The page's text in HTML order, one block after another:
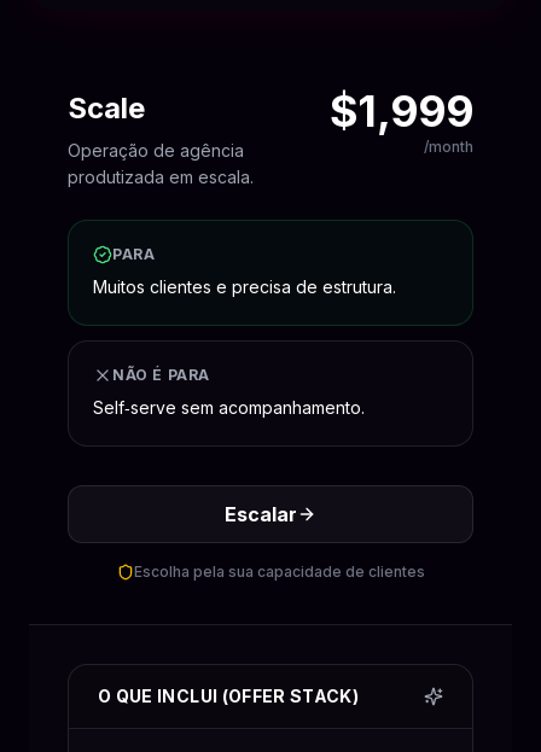
Scale
Operação de agência
produtizada em escala.
$1,999
/month
PARA
Muitos clientes e precisa de estrutura.
NÃO É PARA
Self‑serve sem acompanhamento.
Escalar
Escolha pela sua capacidade de clientes
O QUE INCLUI (OFFER STACK)